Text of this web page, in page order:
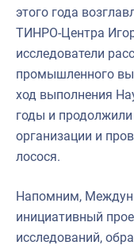
этого года
ТИНРО-Центра
исследователи
промышленного
ход выполнения
годы и
организации и
лосося.
Напомним,
инициативный
исследований,